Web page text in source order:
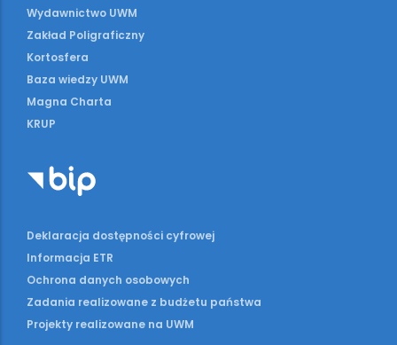
Wydawnictwo UWM
Zakład Poligraficzny
Kortosfera
Baza wiedzy UWM
Magna Charta
KRUP
Deklaracja dostępności cyfrowej
Informacja ETR
Ochrona danych osobowych
Zadania realizowane z budżetu państwa
Projekty realizowane na UWM